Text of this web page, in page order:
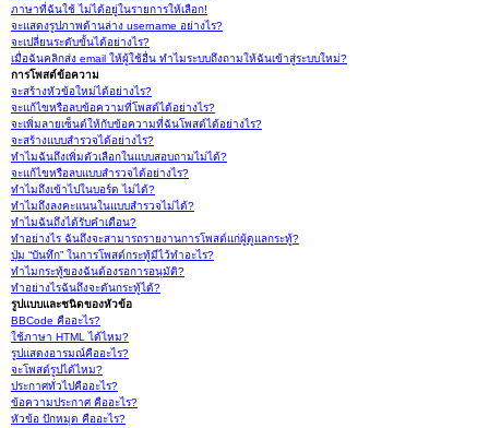
ภาษาที่ฉันใช้ ไม่ได้อยู่ในรายการให้เลือก!
จะแสดงรูปภาพด้านล่าง username อย่างไร?
จะเปลี่ยนระดับขั้นได้อย่างไร?
เมื่อฉันคลิกส่ง email ให้ผู้ใช้อื่น ทำไมระบบถึงถามให้ฉันเข้าสู่ระบบใหม่?
การโพสต์ข้อความ
จะสร้างหัวข้อใหม่ได้อย่างไร?
จะแก้ไขหรือลบข้อความที่โพสต์ได้อย่างไร?
จะเพิ่มลายเซ็นต์ให้กับข้อความที่ฉันโพสต์ได้อย่างไร?
จะสร้างแบบสำรวจได้อย่างไร?
ทำไมฉันถึงเพิ่มตัวเลือกในแบบสอบถามไม่ได้?
จะแก้ไขหรือลบแบบสำรวจได้อย่างไร?
ทำไมถึงเข้าไปในบอร์ด ไม่ได้?
ทำไมถึงลงคะแนนในแบบสำรวจไม่ได้?
ทำไมฉันถึงได้รับคำเตือน?
ทำอย่างไร ฉันถึงจะสามารถรายงานการโพสต์แก่ผู้ดูแลกระทู้?
ปุ่ม “บันทึก” ในการโพสต์กระทู้มีไว้ทำอะไร?
ทำไมกระทู้ของฉันต้องรอการอนุมัติ?
ทำอย่างไรฉันถึงจะดันกระทู้ได้?
รูปแบบและชนิดของหัวข้อ
BBCode คืออะไร?
ใช้ภาษา HTML ได้ไหม?
รูปแสดงอารมณ์คืออะไร?
จะโพสต์รูปได้ไหม?
ประกาศทั่วไปคืออะไร?
ข้อความประกาศ คืออะไร?
หัวข้อ ปักหมุด คืออะไร?